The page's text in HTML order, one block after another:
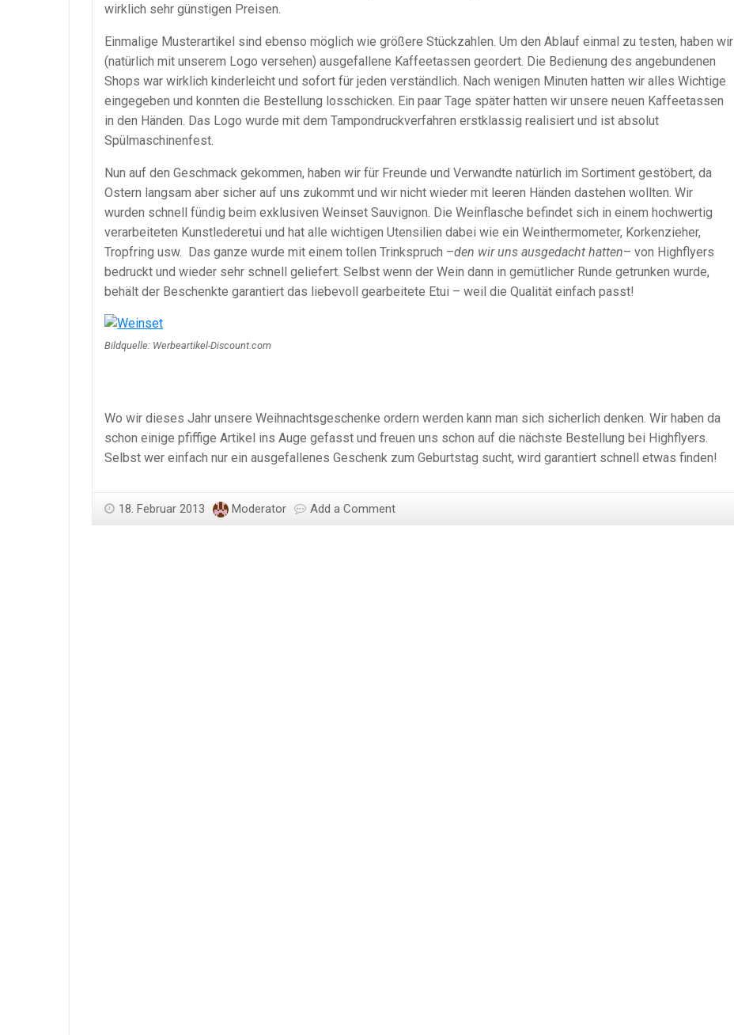
wirklich sehr günstigen Preisen.
Einmalige Musterartikel sind ebenso möglich wie größere Stückzahlen. Um den Ablauf einmal zu testen, haben wir
(natürlich mit unserem Logo versehen) ausgefallene Kaffeetassen geordert. Die Bedienung des angebundenen
Shops war wirklich kinderleicht und sofort für jeden verständlich. Nach wenigen Minuten hatten wir alles Wichtige
eingegeben und konnten die Bestellung losschicken. Ein paar Tage später hatten wir unsere neuen Kaffeetassen
in den Händen. Das Logo wurde mit dem Tampondruckverfahren erstklassig realisiert und ist absolut
Spülmaschinenfest.
Nun auf den Geschmack gekommen, haben wir für Freunde und Verwandte natürlich im Sortiment gestöbert, da
Ostern langsam aber sicher auf uns zukommt und wir nicht wieder mit leeren Händen dastehen wollten. Wir
wurden schnell fündig beim exklusiven Weinset Sauvignon. Die Weinflasche befindet sich in einem hochwertig
verarbeiteten Kunstlederetui und hat alle wichtigen Utensilien dabei wie ein Weinthermometer, Korkenzieher,
Tropfring usw. Das ganze wurde mit einem tollen Trinkspruch –den wir uns ausgedacht hatten– von Highflyers
bedruckt und wieder sehr schnell geliefert. Selbst wenn der Wein dann in gemütlicher Runde getrunken wurde,
behält der Beschenkte garantiert das liebevoll gearbeitete Etui – weil die Qualität einfach passt!
Bildquelle: Werbeartikel-Discount.com
Wo wir dieses Jahr unsere Weihnachtsgeschenke ordern werden kann man sich sicherlich denken. Wir haben da
schon einige pfiffige Artikel ins Auge gefasst und freuen uns schon auf die nächste Bestellung bei Highflyers.
Selbst wer einfach nur ein ausgefallenes Geschenk zum Geburtstag sucht, wird garantiert schnell etwas finden!
18. Februar 2013 Moderator Add a Comment